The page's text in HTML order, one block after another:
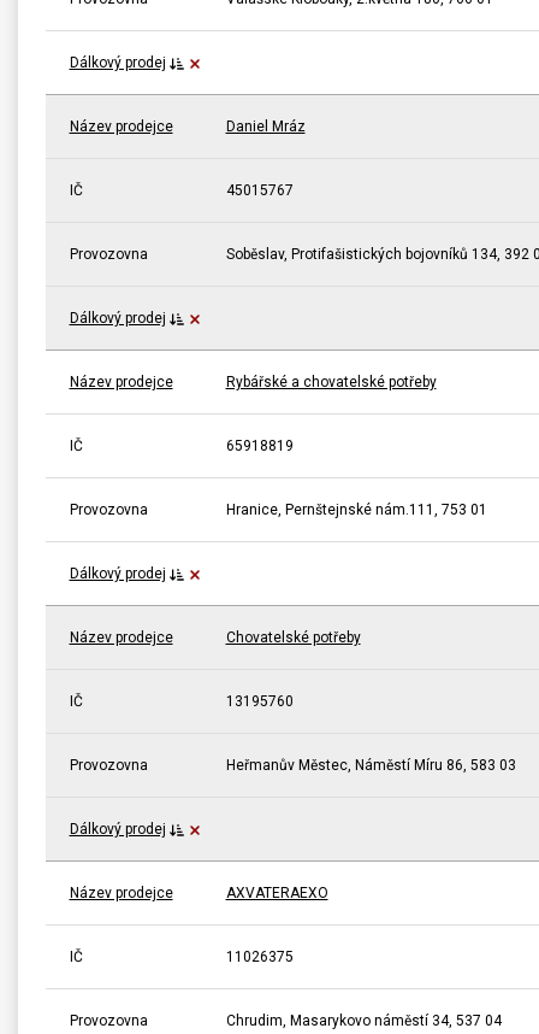
Dálkový prodej
Název prodejce Daniel Mráz
IČ 45015767
Provozovna Soběslav, Protifašistických bojovníků 134, 392
Dálkový prodej
Název prodejce Rybářské a chovatelské potřeby
IČ 65918819
Provozovna Hranice, Pernštejnské nám.111, 753 01
Dálkový prodej
Název prodejce Chovatelské potřeby
IČ 13195760
Provozovna Heřmanův Městec, Náměstí Míru 86, 583 03
Dálkový prodej
Název prodejce AXVATERAEXO
IČ 11026375
Provozovna Chrudim, Masarykovo náměstí 34, 537 04